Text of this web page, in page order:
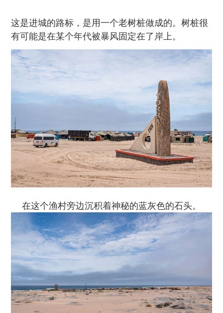
这是进城的路标，是用一个老树桩做成的。树桩很
有可能是在某个年代被暴风固定在了岸上。
在这个渔村旁边沉积着神秘的蓝灰色的石头。